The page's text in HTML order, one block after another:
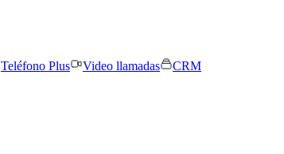
Teléfono Plus Video llamadas
CRM